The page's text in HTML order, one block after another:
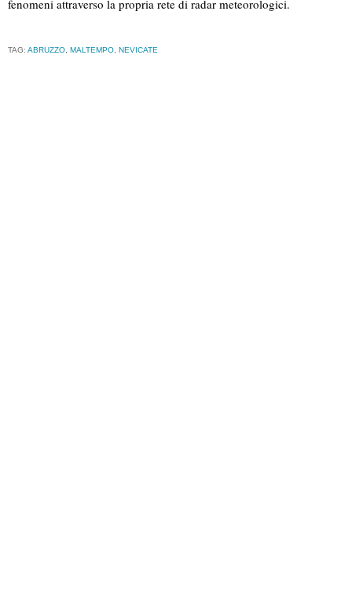
fenomeni attraverso la propria rete di radar meteorologici.
TAG: ABRUZZO, MALTEMPO, NEVICATE